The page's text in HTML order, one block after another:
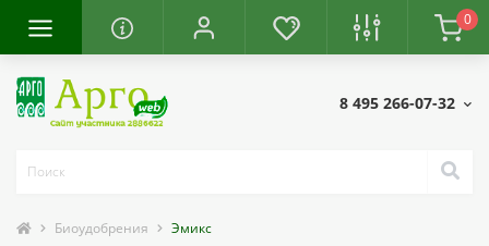
0
8 495 266-07-32
Биоудобрения Эмикс